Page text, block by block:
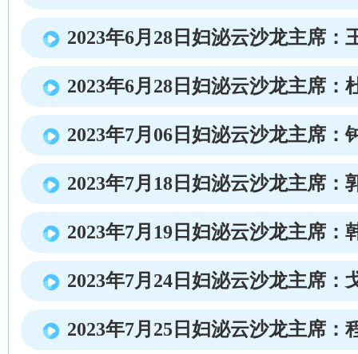
2023年6月28日妇泌云沙龙主席：
2023年6月28日妇泌云沙龙主席：
2023年7月06日妇泌云沙龙主席：
2023年7月18日妇泌云沙龙主席：
2023年7月19日妇泌云沙龙主席：
2023年7月24日妇泌云沙龙主席：
2023年7月25日妇泌云沙龙主席：